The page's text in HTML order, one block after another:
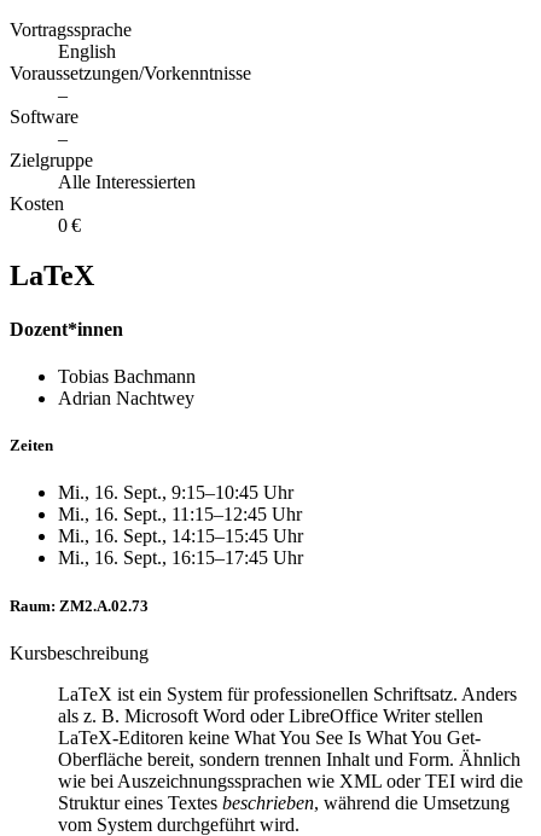
Vortragssprache
English
Voraussetzungen/Vorkenntnisse
–
Software
–
Zielgruppe
Alle Interessierten
Kosten
0 €
LaTeX
Dozent*innen
Tobias Bachmann
Adrian Nachtwey
Zeiten
Mi., 16. Sept., 9:15–10:45 Uhr
Mi., 16. Sept., 11:15–12:45 Uhr
Mi., 16. Sept., 14:15–15:45 Uhr
Mi., 16. Sept., 16:15–17:45 Uhr
Raum: ZM2.A.02.73
Kursbeschreibung
LaTeX ist ein System für professionellen Schriftsatz. Anders
als z. B. Microsoft Word oder LibreOffice Writer stellen
LaTeX-Editoren keine What You See Is What You Get-
Oberfläche bereit, sondern trennen Inhalt und Form. Ähnlich
wie bei Auszeichnungssprachen wie XML oder TEI wird die
Struktur eines Textes beschrieben, während die Umsetzung
vom System durchgeführt wird.